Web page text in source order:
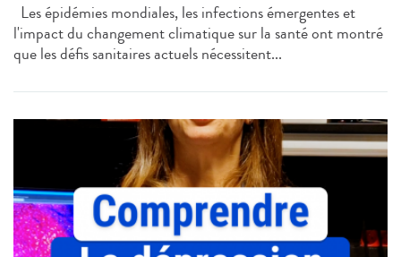
Les épidémies mondiales, les infections émergentes et
l'impact du changement climatique sur la santé ont montré
que les défis sanitaires actuels nécessitent...